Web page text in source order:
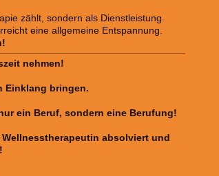
zählt, sondern als Dienstleistung.
eine allgemeine Entspannung.
nehmen!
Einklang bringen.
ein Beruf, sondern eine Berufung!
absolviert und